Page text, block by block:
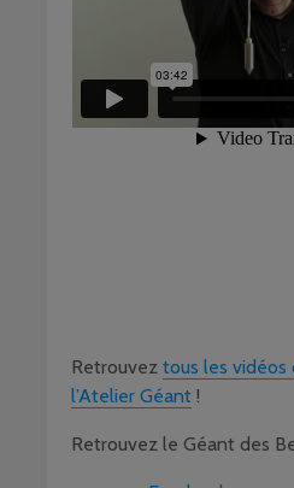
Retrouvez tous les vidéos
l’Atelier Géant !
Retrouvez le Géant des